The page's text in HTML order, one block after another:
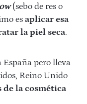
(sebo de res o
es aplicar esa
la piel seca.
España pero lleva
Reino Unido
de la cosmética